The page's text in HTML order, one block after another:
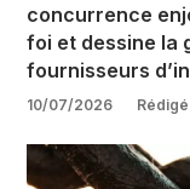
concurrence
foi et dessine la
fournisseurs
10/07/2026